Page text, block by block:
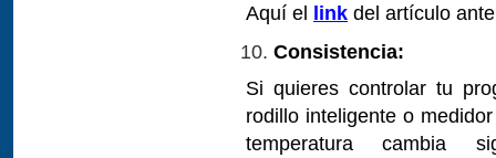
Aquí el link del artículo
Consistencia:
Si quieres controlar tu
rodillo inteligente o
temperatura cambia